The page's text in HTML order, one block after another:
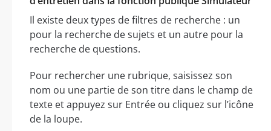
Il existe deux types de filtres de recherche : un
pour la recherche de sujets et un autre pour la
recherche de questions.
Pour rechercher une rubrique, saisissez son
nom ou une partie de son titre dans le champ de
texte et appuyez sur Entrée ou cliquez sur l’icône
de la loupe.